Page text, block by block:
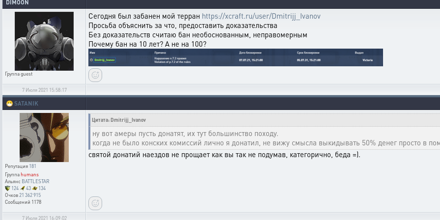
DIMOON
Группаguest
Сегодня был забанен мой терран https://xcraft.ru/user/Dmitrijj_Ivanov
Просьба объяснить за что, предоставить доказательства
Без доказательств считаю бан необоснованным, неправомерным
Почему бан на 10 лет? А не на 100?
7 Июля 2021 15:58:17
😷 SATANIK
Репутация 181
Группаhumans
Альянс BATTLESTAR
124
43
134
Очков21 362 915
Сообщений 1178
Цитата: Dmitrijj_Ivanov
ну вот амеры пусть донатят, их тут большинство походу.
когда не было конских комиссий лично я донатил, не вижу смысла выкидывать 50% денег просто в
святой донатий наездов не прощает как вы так не подумав, категорично, беда =).
7 Июля 2021 16:09:02